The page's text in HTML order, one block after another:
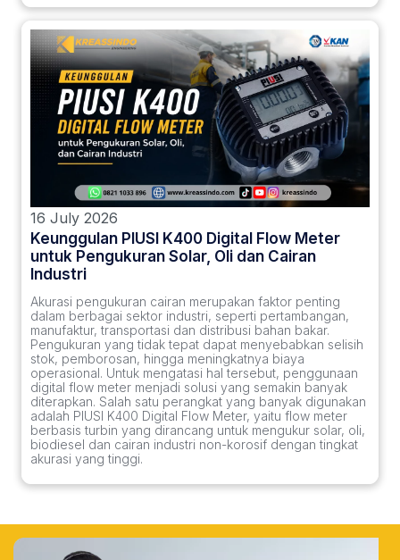
16 July 2026
Keunggulan PIUSI K400 Digital Flow Meter
untuk Pengukuran Solar, Oli dan Cairan
Industri
Akurasi pengukuran cairan merupakan faktor penting
dalam berbagai sektor industri, seperti pertambangan,
manufaktur, transportasi dan distribusi bahan bakar.
Pengukuran yang tidak tepat dapat menyebabkan selisih
stok, pemborosan, hingga meningkatnya biaya
operasional. Untuk mengatasi hal tersebut, penggunaan
digital flow meter menjadi solusi yang semakin banyak
diterapkan. Salah satu perangkat yang banyak digunakan
adalah PIUSI K400 Digital Flow Meter, yaitu flow meter
berbasis turbin yang dirancang untuk mengukur solar, oli,
biodiesel dan cairan industri non-korosif dengan tingkat
akurasi yang tinggi.